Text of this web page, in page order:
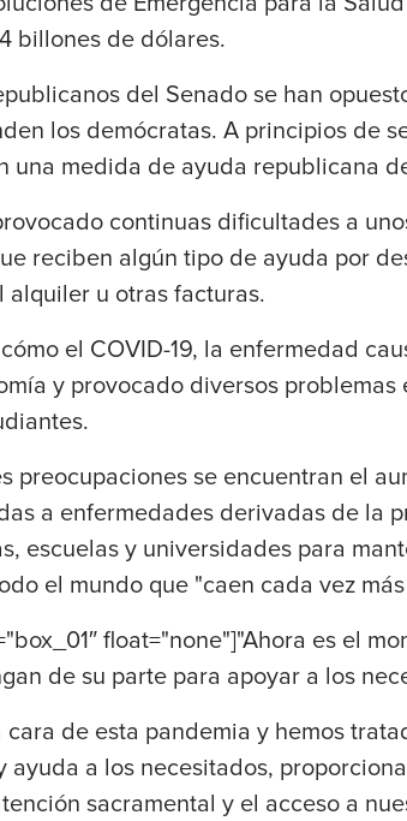
billones de dólares.
del Senado se han
los demócratas. A principios de
una medida de ayuda republicana
continuas dificultades a
reciben algún tipo de ayuda por
alquiler u otras facturas.
el COVID-19, la enfermedad
y provocado diversos problemas
preocupaciones se encuentran el
a enfermedades derivadas de la
escuelas y universidades para
el mundo que "caen cada vez
float="none"]"Ahora es el
de su parte para apoyar a los
cara de esta pandemia y hemos
ayuda a los necesitados,
sacramental y el acceso a